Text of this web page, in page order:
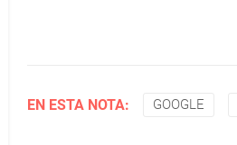
EN ESTA NOTA: GOOGLE